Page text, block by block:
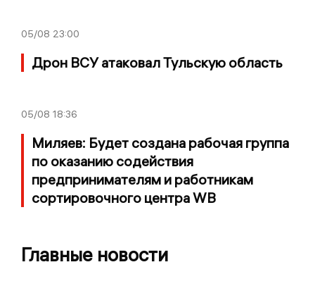
05/08 23:00
Дрон ВСУ атаковал Тульскую область
05/08 18:36
Миляев: Будет создана рабочая группа
по оказанию содействия
предпринимателям и работникам
сортировочного центра WB
Главные новости